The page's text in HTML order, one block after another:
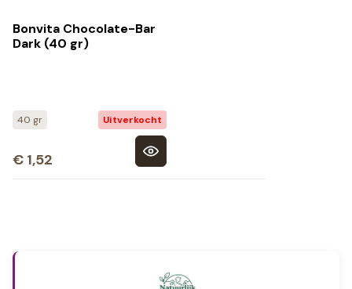
Bonvita Chocolate-Bar
Dark (40 gr)
40 gr Uitverkocht
€ 1,52